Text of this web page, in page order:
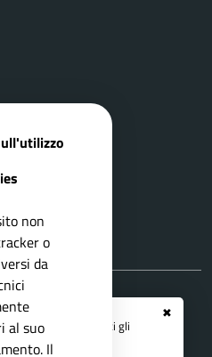
✖
APP IO
e ricevi tutti gli
non
o
da
al suo
Il